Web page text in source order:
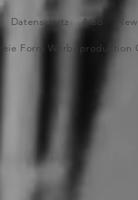
Datenschutz AGB
Form Werbeproduktion